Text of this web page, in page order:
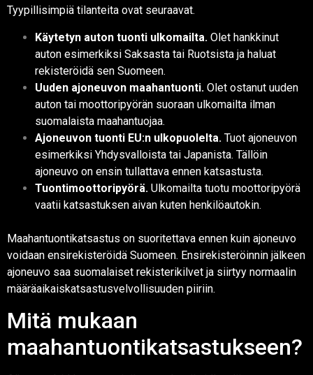
Tyypillisimpiä tilanteita ovat seuraavat.
Käytetyn auton tuonti ulkomailta. Olet hankkinut
auton esimerkiksi Saksasta tai Ruotsista ja haluat
rekisteröidä sen Suomeen.
Uuden ajoneuvon maahantuonti. Olet ostanut uuden
auton tai moottoripyörän suoraan ulkomailta ilman
suomalaista maahantuojaa.
Ajoneuvon tuonti EU:n ulkopuolelta. Tuot ajoneuvon
esimerkiksi Yhdysvalloista tai Japanista. Tällöin
ajoneuvo on ensin tullattava ennen katsastusta.
Tuontimoottoripyörä. Ulkomailta tuotu moottoripyörä
vaatii katsastuksen aivan kuten henkilöautokin.
Maahantuontikatsastus on suoritettava ennen kuin ajoneuvo
voidaan ensirekisteröidä Suomeen. Ensirekisteröinnin jälkeen
ajoneuvo saa suomalaiset rekisterikilvet ja siirtyy normaalin
määräaikaiskatsastusvelvollisuuden piiriin.
Mitä mukaan
maahantuontikatsastukseen?